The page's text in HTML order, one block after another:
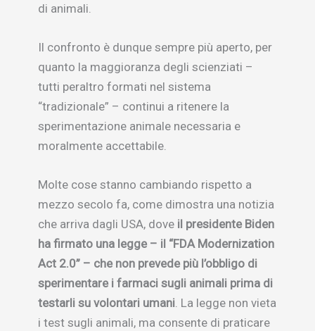
di animali.
Il confronto è dunque sempre più aperto, per
quanto la maggioranza degli scienziati –
tutti peraltro formati nel sistema
“tradizionale” – continui a ritenere la
sperimentazione animale necessaria e
moralmente accettabile.
Molte cose stanno cambiando rispetto a
mezzo secolo fa, come dimostra una notizia
che arriva dagli USA, dove il presidente Biden
ha firmato una legge – il “FDA Modernization
Act 2.0” – che non prevede più l’obbligo di
sperimentare i farmaci sugli animali prima di
testarli su volontari umani. La legge non vieta
i test sugli animali, ma consente di praticare